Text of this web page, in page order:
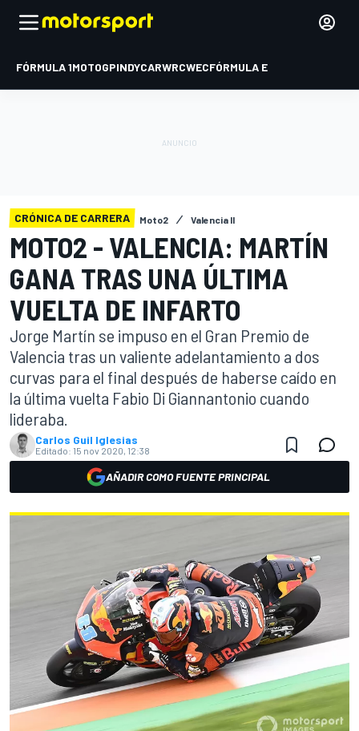
FÓRMULA 1MOTOGPINDYCARWRCWECFÓRMULA E
CRÓNICA DE CARRERA Moto2 Valencia II
MOTO2 - VALENCIA: MARTÍN
GANA TRAS UNA ÚLTIMA
VUELTA DE INFARTO
Jorge Martín se impuso en el Gran Premio de
Valencia tras un valiente adelantamiento a dos
curvas para el final después de haberse caído en
la última vuelta Fabio Di Giannantonio cuando
lideraba.
Carlos Guil Iglesias
Editado: 15 nov 2020, 12:38
AÑADIR COMO FUENTE PRINCIPAL